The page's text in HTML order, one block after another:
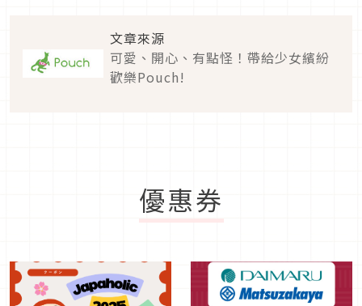
文章來源
可愛、開心、有點怪！帶給少女繽紛
歡樂Pouch!
優惠券